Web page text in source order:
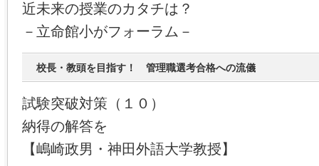
近未来の授業のカタチは？
－立命館小がフォーラム－
校長・教頭を目指す！ 管理職選考合格への流儀
試験突破対策（１０）
納得の解答を
【嶋崎政男・神田外語大学教授】